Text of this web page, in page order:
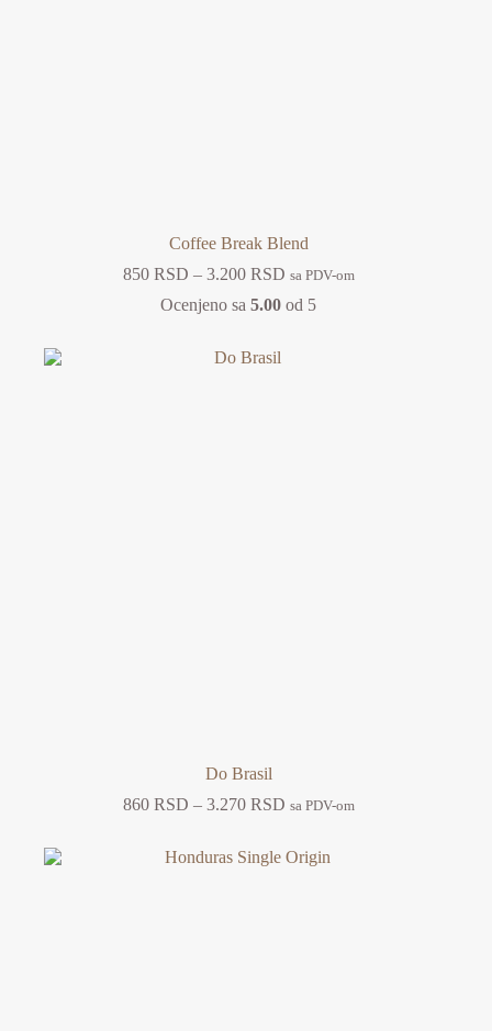
Coffee Break Blend
850 RSD – 3.200 RSDRaspon
od
sa PDV-om
Ocenjeno sa5.00 od 5
Do Brasil
860 RSD – 3.270 RSDRaspon
860 RSD
sa PDV-om